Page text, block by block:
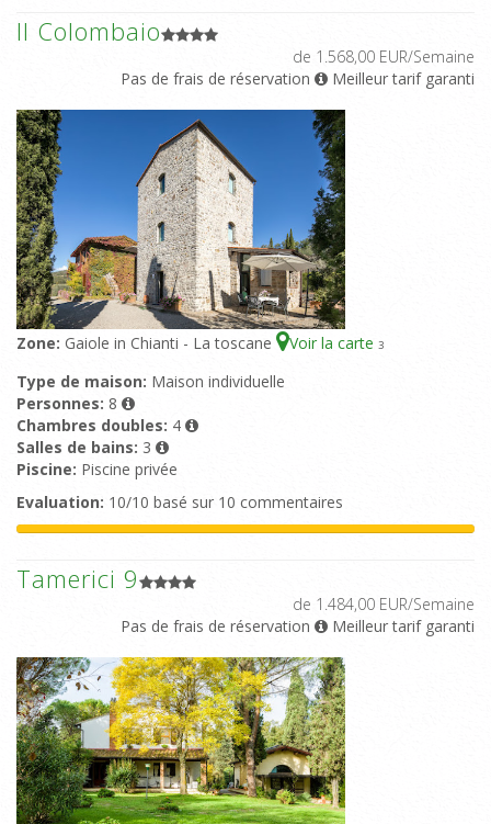
Il Colombaio
de 1.568,00 EUR/Semaine
Pas de frais de réservation
Meilleur tarif garanti
Zone: Gaiole in Chianti - La toscane Voir la carte 3
Type de maison: Maison individuelle
Personnes: 8
Chambres doubles: 4
Salles de bains: 3
Piscine: Piscine privée
Evaluation: 10/10 basé sur 10 commentaires
Tamerici 9
de 1.484,00 EUR/Semaine
Pas de frais de réservation
Meilleur tarif garanti